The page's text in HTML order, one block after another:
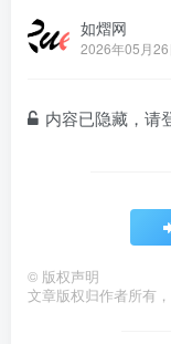
如熠网
2026年05月
内容已隐藏，请
© 版权声明
文章版权归作者所有